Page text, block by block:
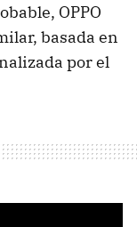
OPPO
basada en
por el